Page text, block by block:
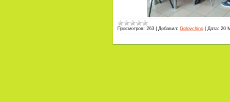
Просмотров: 263 Добавил: Golovchino Дата: 20